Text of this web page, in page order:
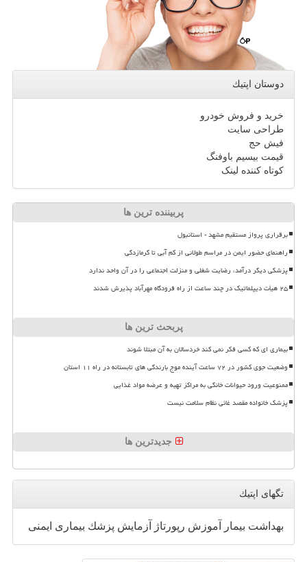
دوستان اپتیك
خرید و فروش خودرو
طراحی سایت
فیش حج
قیمت بیسیم باوفنگ
کوتاه کننده لینک
پربیننده ترین ها
برقراری پرواز مستقیم مشهد - استانبول
راهنمای حضور ایمن در مراسم طولانی از کم آبی تا گرمازدگی
پزشکی دیگر درآمد، رضایت شغلی و منزلت اجتماعی را در آن واحد ندارد
۲۵ هیأت دیپلماتیک در چند ساعت از راه فرودگاه مهرآباد پذیرش شدند
پربحث ترین ها
بیماری ای که کسی فکر نمی کند خردسالان به آن مبتلا شوند
وضعیت جوی کشور در ۷۲ ساعت آینده موج بارندگی های تابستانه در راه ۱۱ استان
ممنوعیت ورود حیوانات خانگی به مراکز تهیه و عرضه مواد غذایی
پزشک خانواده مقصد غائی نظام سلامت نیست
جدیدترین ها
تگهای اپتیك
بهداشت بیمار آموزش رپورتاژ آزمایش پزشك بیماری ایمنی